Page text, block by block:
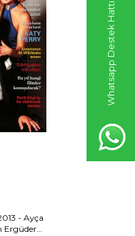
Whatsapp Destek Hattı
- Ayça
Ergüder